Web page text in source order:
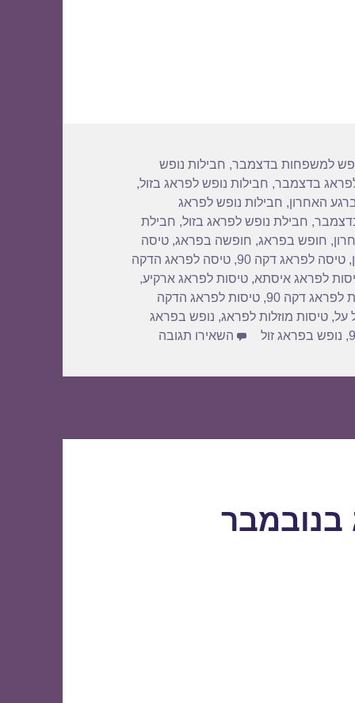
למשפחות בדצמבר, חבילות נופש
בדצמבר, חבילות נופש לפראג בזול,
האחרון, חבילות נופש לפראג
, חבילת נופש לפראג בזול, חבילת
, חופש בפראג, חופשה בפראג,טיסה
,טיסה לפראג דקה 90 ,טיסה לפראג הדקה
לפראג איסתא,טיסות לפראג ארקיע,
לפראג דקה 90
,טיסות לפראג הדקה
על,טיסות מוזלות לפראג, נופש בפראג
, נופש בפראג זול השאירו תגובה
בנובמבר